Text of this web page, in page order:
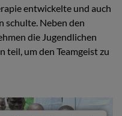
entwickelte und auch
Neben den
die Jugendlichen
teil, um den Teamgeist zu